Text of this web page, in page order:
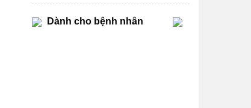
Dành cho bệnh nhân